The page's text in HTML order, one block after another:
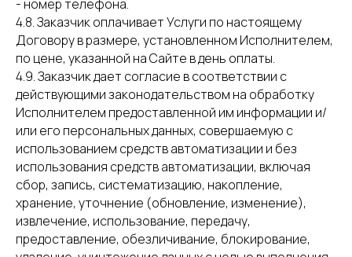
- номер телефона.
4.8. Заказчик оплачивает Услуги по настоящему
Договору в размере, установленном Исполнителем,
по цене, указанной на Сайте в день оплаты.
4.9. Заказчик дает согласие в соответствии с
действующими законодательством на обработку
Исполнителем предоставленной им информации и/
или его персональных данных, совершаемую с
использованием средств автоматизации и без
использования средств автоматизации, включая
сбор, запись, систематизацию, накопление,
хранение, уточнение (обновление, изменение),
извлечение, использование, передачу,
предоставление, обезличивание, блокирование,